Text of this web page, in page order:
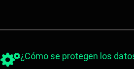
¿Cómo se protegen los